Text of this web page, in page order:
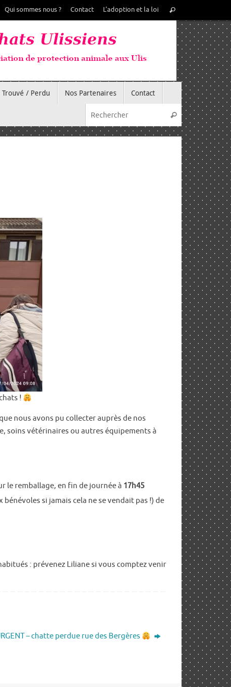
Qui sommes nous ? Contact L’adoption et la loi
pour
Rechercher
Trouvé / Perdu Nos Partenaires
Contact
Recherche
Rechercher
!
nous avons pu collecter auprès de nos
soins vétérinaires ou autres équipements à
le remballage, en fin de journée à 17h45
si jamais cela ne se vendait pas !) de
: prévenez Liliane si vous comptez venir
– chatte perdue rue des Bergères